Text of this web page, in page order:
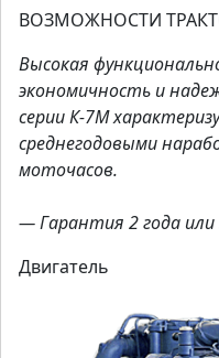
ВОЗМОЖНОСТИ
Высокая
экономичность и
серии К-7М
среднегодовыми
моточасов.
— Гарантия 2 года или
Двигатель